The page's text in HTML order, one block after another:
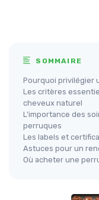
SOMMAIRE
Pourquoi privilégier
Les critères
cheveux naturel
L’importance des
perruques
Les labels et
Astuces pour un
Où acheter une